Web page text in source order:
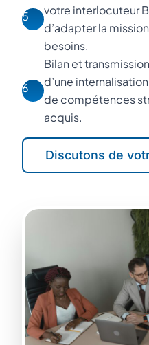
5
votre interlocuteur
d’adapter la
besoins.
6
Bilan et
d’une
de compétences
acquis.
Discutons de